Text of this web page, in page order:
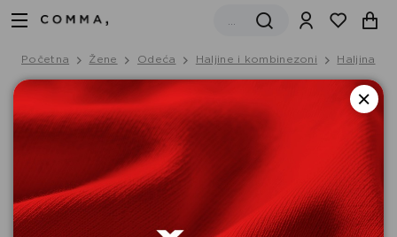
Početna Žene Odeća Haljine i kombinezoni Haljina